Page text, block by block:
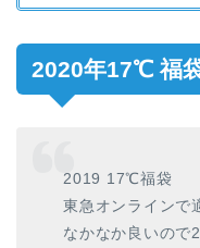
2020年17℃ 福
2019 17℃福袋
東急オンラインで
なかなか良いので